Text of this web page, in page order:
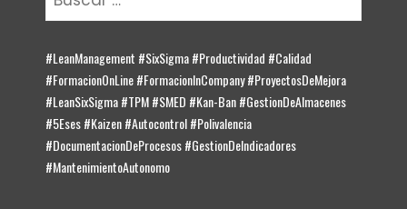
#LeanManagement #SixSigma #Productividad #Calidad
#FormacionOnLine #FormacionInCompany #ProyectosDeMejora
#LeanSixSigma #TPM #SMED #Kan-Ban #GestionDeAlmacenes
#5Eses #Kaizen #Autocontrol #Polivalencia
#DocumentacionDeProcesos #GestionDeIndicadores
#MantenimientoAutonomo